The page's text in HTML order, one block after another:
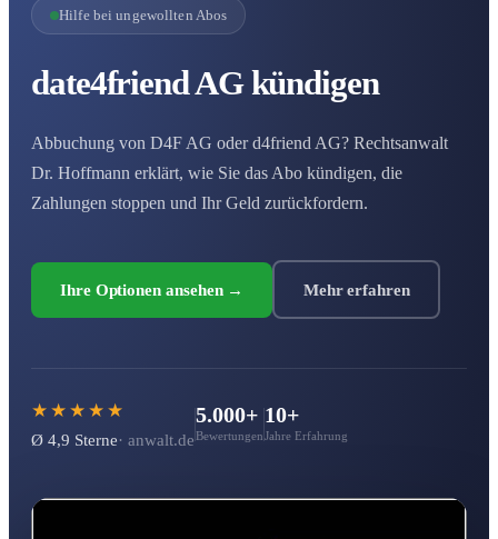
Hilfe bei ungewollten Abos
date4friend AG kündigen
Abbuchung von D4F AG oder d4friend AG? Rechtsanwalt
Dr. Hoffmann erklärt, wie Sie das Abo kündigen, die
Zahlungen stoppen und Ihr Geld zurückfordern.
Ihre Optionen ansehen → Mehr erfahren
★★★★★
Ø 4,9 Sterne· anwalt.de
5.000+
Bewertungen
10+
Jahre Erfahrung